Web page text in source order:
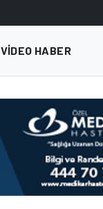
VIDEO HABER